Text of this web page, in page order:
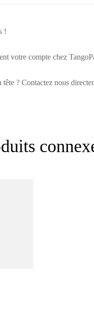
!
votre compte chez
? Contactez nous